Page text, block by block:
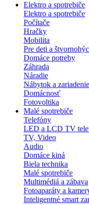
Elektro a spotrebiče
Elektro a spotrebiče
Počítače
Hračky
Mobilita
Pre deti a
Domáce potreby
Záhrada
Náradie
Nábytok a
Domácnosť
Fotovoltika
Malé spotrebiče
Telefóny
LED a LCD TV
TV, Video
Audio
Domáce kiná
Biela technika
Malé spotrebiče
Multimédiá a zábava
Fotoaparáty a
Inteligentné smart